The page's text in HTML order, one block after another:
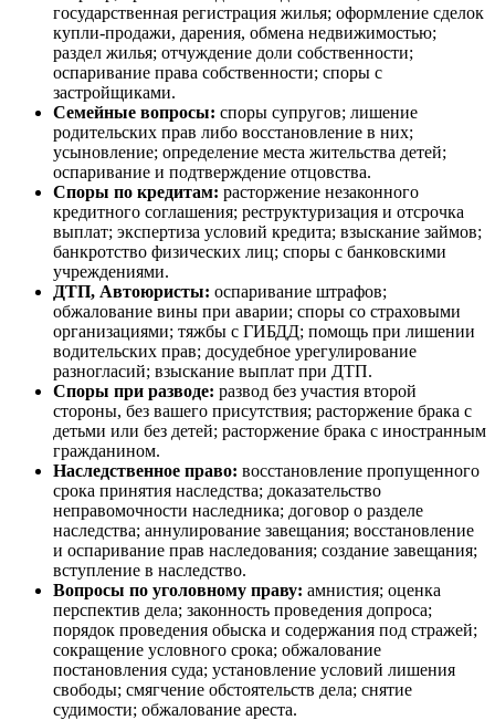
государственная регистрация жилья; оформление сделок
купли-продажи, дарения, обмена недвижимостью;
раздел жилья; отчуждение доли собственности;
оспаривание права собственности; споры с
застройщиками.
Семейные вопросы: споры супругов; лишение
родительских прав либо восстановление в них;
усыновление; определение места жительства детей;
оспаривание и подтверждение отцовства.
Споры по кредитам: расторжение незаконного
кредитного соглашения; реструктуризация и отсрочка
выплат; экспертиза условий кредита; взыскание займов;
банкротство физических лиц; споры с банковскими
учреждениями.
ДТП, Автоюристы: оспаривание штрафов;
обжалование вины при аварии; споры со страховыми
организациями; тяжбы с ГИБДД; помощь при лишении
водительских прав; досудебное урегулирование
разногласий; взыскание выплат при ДТП.
Споры при разводе: развод без участия второй
стороны, без вашего присутствия; расторжение брака с
детьми или без детей; расторжение брака с иностранным
гражданином.
Наследственное право: восстановление пропущенного
срока принятия наследства; доказательство
неправомочности наследника; договор о разделе
наследства; аннулирование завещания; восстановление
и оспаривание прав наследования; создание завещания;
вступление в наследство.
Вопросы по уголовному праву: амнистия; оценка
перспектив дела; законность проведения допроса;
порядок проведения обыска и содержания под стражей;
сокращение условного срока; обжалование
постановления суда; установление условий лишения
свободы; смягчение обстоятельств дела; снятие
судимости; обжалование ареста.